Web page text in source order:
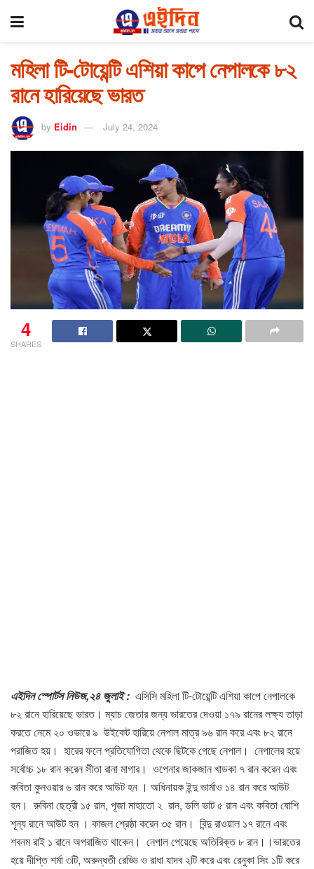
মহিলা টি-টোয়েন্টি এশিয়া কাপে নেপালকে ৮২
রানে হারিয়েছে ভারত
by Eidin July 24, 2024
4
SHARES
এইদিন স্পোর্টস নিউজ,২৪ জুলাই : এসিসি মহিলা টি-টোয়েন্টি এশিয়া কাপে নেপালকে
৮২ রানে হারিয়েছে ভারত। ম্যাচ জেতার জন্য ভারতের দেওয়া ১৭৯ রানের লক্ষ্য তাড়া
করতে নেমে ২০ ওভারে ৯ উইকেট হারিয়ে নেপাল মাত্র ৯৬ রান করে এবং ৮২ রানে
পরাজিত হয়। হারের ফলে প্রতিযোগিতা থেকে ছিটকে গেছে নেপাল। নেপালের হয়ে
সর্বোচ্চ ১৮ রান করেন সীতা রানা মাগার। ওপেনার জাকজান খাডকা ৭ রান করেন এবং
কবিতা কুনওয়ার ৬ রান করে আউট হন । অধিনায়ক ইন্দু ভার্মাও ১৪ রান করে আউট
হন। রুবিনা ছেত্রী ১৫ রান, পূজা মাহাতো ২ রান, ডলি ভাট ৫ রান এবং কবিতা যোশি
শূন্য রানে আউট হন । কাজল শ্রেষ্ঠা করেন ৩৫ রান। বিন্দু রাওয়াল ১৭ রানে এবং
শবনম রাই ১ রানে অপরাজিত থাকেন। নেপাল পেয়েছে অতিরিক্ত ৮ রান।।ভারতের
হয়ে দীপ্তি শর্মা ৩টি, অরুন্ধতী রেড্ডি ও রাধা যাদব ২টি করে এবং রেনুকা সিং ১টি করে